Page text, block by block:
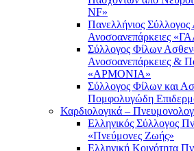
NF»
Πανελλήνιος
Ανοσοανεπάρκειες
Σύλλογος Φίλων
Ανοσοανεπάρκειες &
«ΑΡΜΟΝΙΑ»
Σύλλογος Φίλων και
Πομφολυγώδη
Καρδιολογικά –
Ελληνικός Σύλλογος
«Πνεύμονες Ζωής»
Ελληνική Κοινότητα